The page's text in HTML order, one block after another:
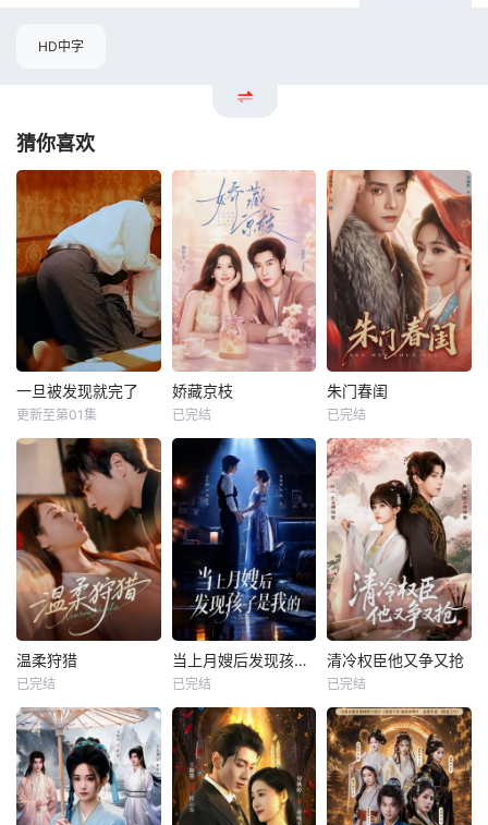
HD中字
猜你喜欢
一旦被发现就完了
更新至第01集
娇藏京枝
已完结
朱门春闺
已完结
温柔狩猎
已完结
当上月嫂后发现孩子是我的
已完结
清冷权臣他又争又抢
已完结